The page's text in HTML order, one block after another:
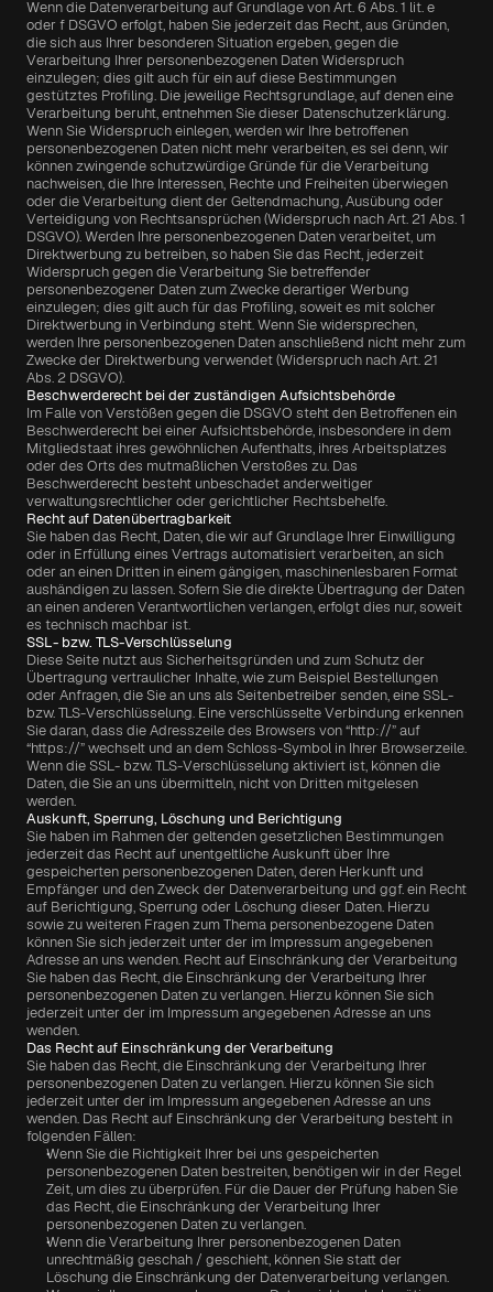
Wenn die Datenverarbeitung auf Grundlage von Art. 6 Abs. 1 lit. e
oder f DSGVO erfolgt, haben Sie jederzeit das Recht, aus Gründen,
die sich aus Ihrer besonderen Situation ergeben, gegen die
Verarbeitung Ihrer personenbezogenen Daten Widerspruch
einzulegen; dies gilt auch für ein auf diese Bestimmungen
gestütztes Profiling. Die jeweilige Rechtsgrundlage, auf denen eine
Verarbeitung beruht, entnehmen Sie dieser Datenschutzerklärung.
Wenn Sie Widerspruch einlegen, werden wir Ihre betroffenen
personenbezogenen Daten nicht mehr verarbeiten, es sei denn, wir
können zwingende schutzwürdige Gründe für die Verarbeitung
nachweisen, die Ihre Interessen, Rechte und Freiheiten überwiegen
oder die Verarbeitung dient der Geltendmachung, Ausübung oder
Verteidigung von Rechtsansprüchen (Widerspruch nach Art. 21 Abs. 1
DSGVO). Werden Ihre personenbezogenen Daten verarbeitet, um
Direktwerbung zu betreiben, so haben Sie das Recht, jederzeit
Widerspruch gegen die Verarbeitung Sie betreffender
personenbezogener Daten zum Zwecke derartiger Werbung
einzulegen; dies gilt auch für das Profiling, soweit es mit solcher
Direktwerbung in Verbindung steht. Wenn Sie widersprechen,
werden Ihre personenbezogenen Daten anschließend nicht mehr zum
Zwecke der Direktwerbung verwendet (Widerspruch nach Art. 21
Abs. 2 DSGVO).
Beschwerderecht bei der zuständigen Aufsichtsbehörde
Im Falle von Verstößen gegen die DSGVO steht den Betroffenen ein
Beschwerderecht bei einer Aufsichtsbehörde, insbesondere in dem
Mitgliedstaat ihres gewöhnlichen Aufenthalts, ihres Arbeitsplatzes
oder des Orts des mutmaßlichen Verstoßes zu. Das
Beschwerderecht besteht unbeschadet anderweitiger
verwaltungsrechtlicher oder gerichtlicher Rechtsbehelfe.
Recht auf Datenübertragbarkeit
Sie haben das Recht, Daten, die wir auf Grundlage Ihrer Einwilligung
oder in Erfüllung eines Vertrags automatisiert verarbeiten, an sich
oder an einen Dritten in einem gängigen, maschinenlesbaren Format
aushändigen zu lassen. Sofern Sie die direkte Übertragung der Daten
an einen anderen Verantwortlichen verlangen, erfolgt dies nur, soweit
es technisch machbar ist.
SSL- bzw. TLS-Verschlüsselung
Diese Seite nutzt aus Sicherheitsgründen und zum Schutz der
Übertragung vertraulicher Inhalte, wie zum Beispiel Bestellungen
oder Anfragen, die Sie an uns als Seitenbetreiber senden, eine SSL-
bzw. TLS-Verschlüsselung. Eine verschlüsselte Verbindung erkennen
Sie daran, dass die Adresszeile des Browsers von “http://” auf
“https://” wechselt und an dem Schloss-Symbol in Ihrer Browserzeile.
Wenn die SSL- bzw. TLS-Verschlüsselung aktiviert ist, können die
Daten, die Sie an uns übermitteln, nicht von Dritten mitgelesen
werden.
Auskunft, Sperrung, Löschung und Berichtigung
Sie haben im Rahmen der geltenden gesetzlichen Bestimmungen
jederzeit das Recht auf unentgeltliche Auskunft über Ihre
gespeicherten personenbezogenen Daten, deren Herkunft und
Empfänger und den Zweck der Datenverarbeitung und ggf. ein Recht
auf Berichtigung, Sperrung oder Löschung dieser Daten. Hierzu
sowie zu weiteren Fragen zum Thema personenbezogene Daten
können Sie sich jederzeit unter der im Impressum angegebenen
Adresse an uns wenden. Recht auf Einschränkung der Verarbeitung
Sie haben das Recht, die Einschränkung der Verarbeitung Ihrer
personenbezogenen Daten zu verlangen. Hierzu können Sie sich
jederzeit unter der im Impressum angegebenen Adresse an uns
wenden.
Das Recht auf Einschränkung der Verarbeitung
Sie haben das Recht, die Einschränkung der Verarbeitung Ihrer
personenbezogenen Daten zu verlangen. Hierzu können Sie sich
jederzeit unter der im Impressum angegebenen Adresse an uns
wenden. Das Recht auf Einschränkung der Verarbeitung besteht in
folgenden Fällen:
Wenn Sie die Richtigkeit Ihrer bei uns gespeicherten
personenbezogenen Daten bestreiten, benötigen wir in der Regel
Zeit, um dies zu überprüfen. Für die Dauer der Prüfung haben Sie
das Recht, die Einschränkung der Verarbeitung Ihrer
personenbezogenen Daten zu verlangen.
Wenn die Verarbeitung Ihrer personenbezogenen Daten
unrechtmäßig geschah / geschieht, können Sie statt der
Löschung die Einschränkung der Datenverarbeitung verlangen.